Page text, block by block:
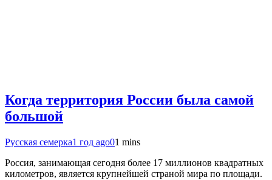
Когда территория России была самой
большой
Русская семерка1 год ago01 mins
Россия, занимающая сегодня более 17 миллионов квадратных
километров, является крупнейшей страной мира по площади.